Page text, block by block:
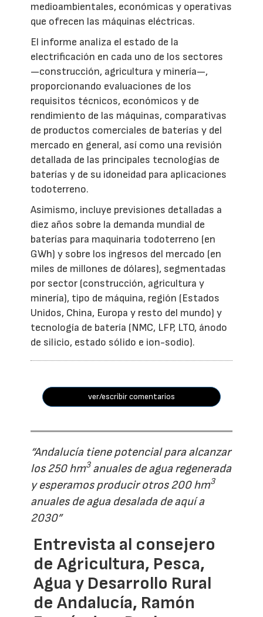
medioambientales, económicas y operativas
que ofrecen las máquinas eléctricas.
El informe analiza el estado de la
electrificación en cada uno de los sectores
—construcción, agricultura y minería—,
proporcionando evaluaciones de los
requisitos técnicos, económicos y de
rendimiento de las máquinas, comparativas
de productos comerciales de baterías y del
mercado en general, así como una revisión
detallada de las principales tecnologías de
baterías y de su idoneidad para aplicaciones
todoterreno.
Asimismo, incluye previsiones detalladas a
diez años sobre la demanda mundial de
baterías para maquinaria todoterreno (en
GWh) y sobre los ingresos del mercado (en
miles de millones de dólares), segmentadas
por sector (construcción, agricultura y
minería), tipo de máquina, región (Estados
Unidos, China, Europa y resto del mundo) y
tecnología de batería (NMC, LFP, LTO, ánodo
de silicio, estado sólido e ion-sodio).
ver/escribir comentarios
“Andalucía tiene potencial para alcanzar
los 250 hm3anuales de agua regenerada
y esperamos producir otros 200 hm3
anuales de agua desalada de aquí a
2030”
Entrevista al consejero
de Agricultura, Pesca,
Agua y Desarrollo Rural
de Andalucía, Ramón